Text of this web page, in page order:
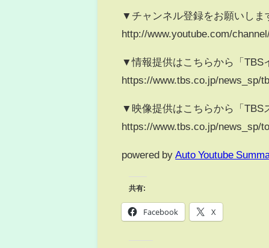
▼チャンネル登録をお願いしま
http://www.youtube.com/
▼情報提供はこちらから「TBS
https://www.tbs.co.jp/news_sp/
▼映像提供はこちらから「TBS
https://www.tbs.co.jp/news_sp/
powered by Auto Youtube
共有:
Facebook X